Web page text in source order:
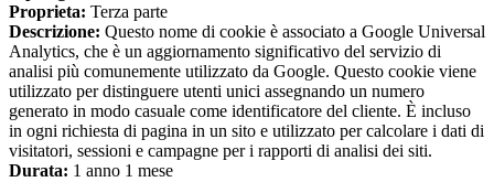
Proprieta: Terza parte
Descrizione: Questo nome di cookie è associato a Google Universal
Analytics, che è un aggiornamento significativo del servizio di
analisi più comunemente utilizzato da Google. Questo cookie viene
utilizzato per distinguere utenti unici assegnando un numero
generato in modo casuale come identificatore del cliente. È incluso
in ogni richiesta di pagina in un sito e utilizzato per calcolare i dati di
visitatori, sessioni e campagne per i rapporti di analisi dei siti.
Durata: 1 anno 1 mese